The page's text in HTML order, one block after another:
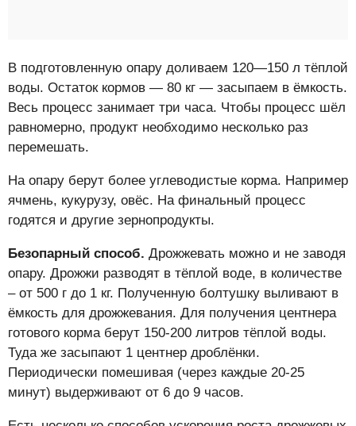
В подготовленную опару доливаем 120—150 л тёплой
воды. Остаток кормов — 80 кг — засыпаем в ёмкость.
Весь процесс занимает три часа. Чтобы процесс шёл
равномерно, продукт необходимо несколько раз
перемешать.
На опару берут более углеводистые корма. Например
ячмень, кукурузу, овёс. На финальный процесс
годятся и другие зернопродукты.
Безопарный способ. Дрожжевать можно и не заводя
опару. Дрожжи разводят в тёплой воде, в количестве
– от 500 г до 1 кг. Полученную болтушку выливают в
ёмкость для дрожжевания. Для получения центнера
готового корма берут 150-200 литров тёплой воды.
Туда же засыпают 1 центнер дроблёнки.
Периодически помешивая (через каждые 20-25
минут) выдерживают от 6 до 9 часов.